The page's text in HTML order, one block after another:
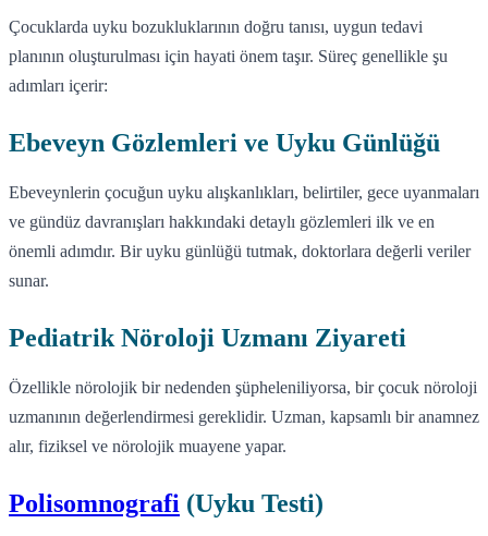
Çocuklarda uyku bozukluklarının doğru tanısı, uygun tedavi
planının oluşturulması için hayati önem taşır. Süreç genellikle şu
adımları içerir:
Ebeveyn Gözlemleri ve Uyku Günlüğü
Ebeveynlerin çocuğun uyku alışkanlıkları, belirtiler, gece uyanmaları
ve gündüz davranışları hakkındaki detaylı gözlemleri ilk ve en
önemli adımdır. Bir uyku günlüğü tutmak, doktorlara değerli veriler
sunar.
Pediatrik Nöroloji Uzmanı Ziyareti
Özellikle nörolojik bir nedenden şüpheleniliyorsa, bir çocuk nöroloji
uzmanının değerlendirmesi gereklidir. Uzman, kapsamlı bir anamnez
alır, fiziksel ve nörolojik muayene yapar.
Polisomnografi (Uyku Testi)